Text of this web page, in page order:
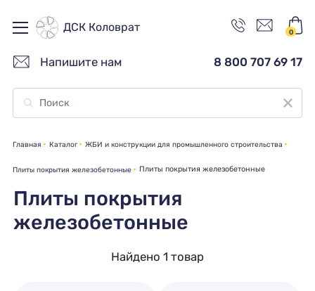
ДСК Коловрат 0
Напишите нам 8 800 707 69 17
Главная Каталог ЖБИ и конструкции для промышленного строительства
Плиты покрытия железобетонные Плиты покрытия железобетонные
Плиты покрытия
железобетонные
Найдено 1 товар